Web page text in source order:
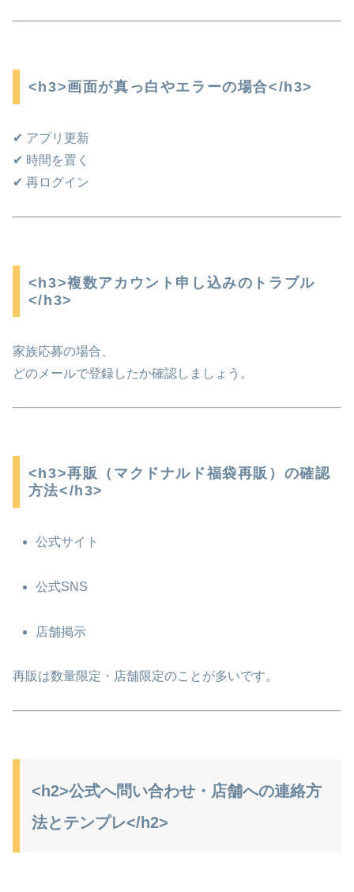
<h3>画面が真っ白やエラーの場合</h3>
✔ アプリ更新
✔ 時間を置く
✔ 再ログイン
<h3>複数アカウント申し込みのトラブル
</h3>
家族応募の場合、
どのメールで登録したか確認しましょう。
<h3>再販（マクドナルド福袋再販）の確認
方法</h3>
公式サイト
公式SNS
店舗掲示
再販は数量限定・店舗限定のことが多いです。
<h2>公式へ問い合わせ・店舗への連絡方
法とテンプレ</h2>